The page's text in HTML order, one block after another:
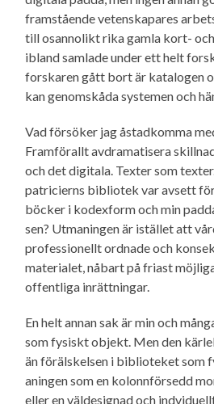
framstående vetenskapares
till osannolikt rika gamla kort-
ibland samlade under ett helt
forskaren gått bort är katalogen
kan genomskåda systemen och
Vad försöker jag åstadkomma
Framförallt avdramatisera
och det digitala. Texter som
patricierns bibliotek var avsett
böcker i kodexform och min
sen? Utmaningen är istället att
professionellt ordnade och
materialet, nåbart på friast
offentliga inrättningar.
En helt annan sak är min och
som fysiskt objekt. Men den
än förälskelsen i biblioteket som
aningen som en kolonnförsedd
eller en väldesignad och